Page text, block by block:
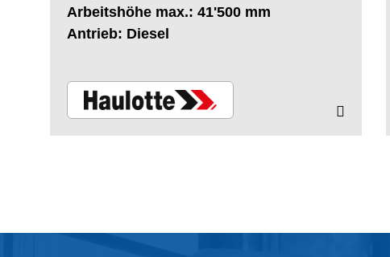
Arbeitshöhe max.: 41'500 mm
Antrieb: Diesel